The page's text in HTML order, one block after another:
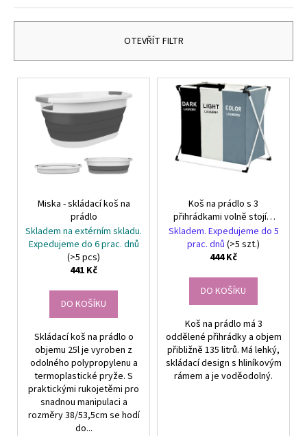
z
e
í
p
OTEVŘÍT FILTR
V
Miska - skládací koš na
prádlo
Skladem na extérním skladu.
Expedujeme do 6 prac. dnů
(>5 pcs)
441 Kč
DO KOŠÍKU
Skládací koš na prádlo o
objemu 25l je vyroben z
odolného polypropylenu a
termoplastické pryže. S
praktickými rukojetěmi pro
snadnou manipulaci a
rozměry 38/53,5cm se hodí
do...
Koš na prádlo s 3
přihrádkami volně stojící
organizér 135l
Skladem. Expedujeme do 5
prac. dnů (>5 szt.)
444 Kč
DO KOŠÍKU
Koš na prádlo má 3
oddělené přihrádky a objem
přibližně 135 litrů. Má lehký,
skládací design s hliníkovým
rámem a je voděodolný.
o
p
u
č
KAMENŮ
ACHÁT
RŮŽOVÝ